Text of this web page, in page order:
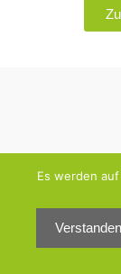
©
Es werden
Verstanden